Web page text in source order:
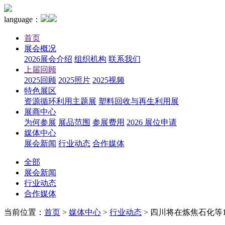
language：
首页
展会概况
2026展会介绍 组织机构 联系我们
上届回顾
2025回顾 2025照片 2025视频
特色展区
资源循环利用主题展 塑料回收与再生利用展
展商中心
为何参展 展品范围 参展费用 2026 展位申请
媒体中心
展会新闻 行业动态 合作媒体
全部
展会新闻
行业动态
合作媒体
当前位置： 首页 > 媒体中心 > 行业动态 > 四川将在炼焦石化等